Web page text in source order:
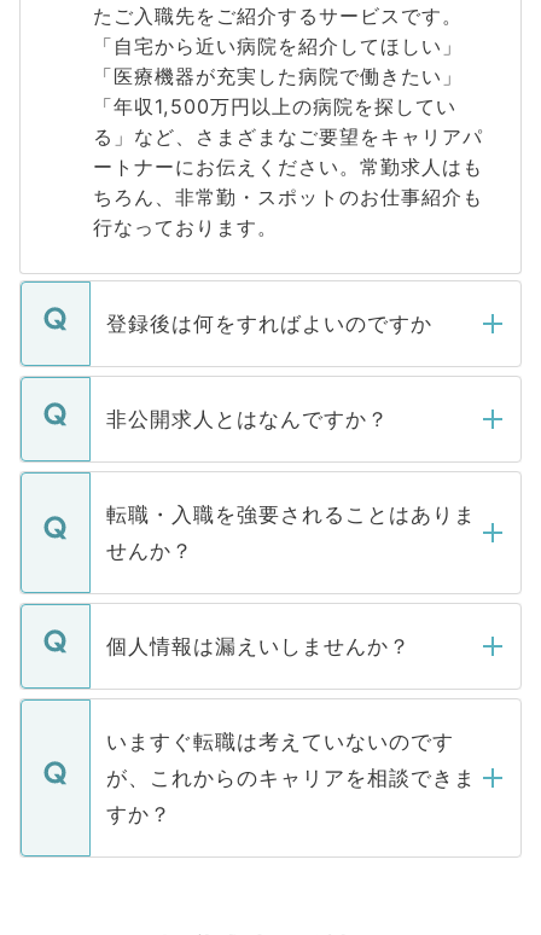
たご入職先をご紹介するサービスです。
「自宅から近い病院を紹介してほしい」
「医療機器が充実した病院で働きたい」
「年収1,500万円以上の病院を探してい
る」など、さまざまなご要望をキャリアパ
ートナーにお伝えください。常勤求人はも
ちろん、非常勤・スポットのお仕事紹介も
行なっております。
登録後は何をすればよいのですか
ご登録いただきましたら、弊社担当者がご
登録内容を確認し、その後メールもしくは
ます。通常、5営業日以内にはご連絡をせて
いただきますので、しばらくお待ちくださ
非公開求人とはなんですか？
マイナビDOCTORで取り扱っている求人の
うち約3割は、Webサイトからご覧いただ
けない「非公開求人」です。非公開求人は
下記の理由によって、一般には公開してい
ません。
■応募殺到を避けるため 人気のある医療機
関を公にしてしまうと、応募が殺到する場
に、医療機関が求める条件に合った人材の
みを人材紹介会社に依頼するケースが増え
ています。
転職・入職を強要されることはありま
せんか？
転職・入職を強要することは一切ありませ
ん。また、仮に応募先から内定をいただい
定を承諾する必要はありません。内定先へ
の辞退の連絡はキャリアパートナーが行い
個人情報は漏えいしませんか？
個人情報が漏えいすることはありませんの
で、ご安心ください。当サイトからの登録
などで収集したご登録者様の個人情報は、
ご本人のキャリアアップおよび転職活動の
支援を目的に使用いたします。お預かりし
ているすべての個人データはご本人の許可
いますぐ転職は考えていないのです
が、これからのキャリアを相談できま
すか？